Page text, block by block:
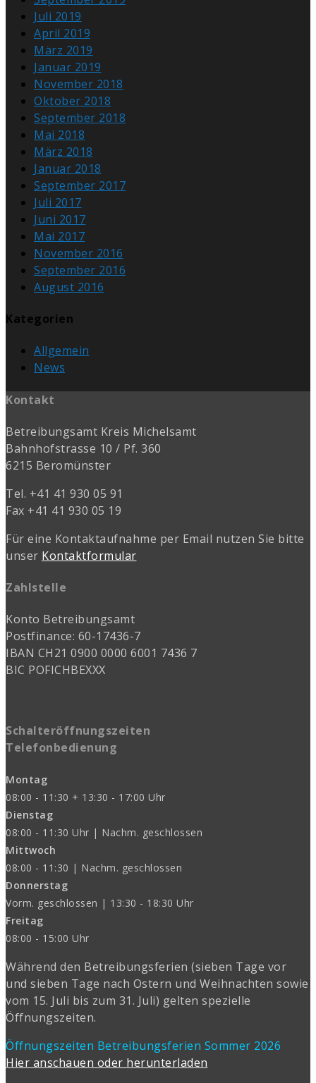
Juli 2019
April 2019
März 2019
Januar 2019
November 2018
Oktober 2018
September 2018
Mai 2018
März 2018
Januar 2018
September 2017
Juli 2017
Juni 2017
Mai 2017
November 2016
September 2016
August 2016
Kategorien
Allgemein
News
Kontakt
Betreibungsamt Kreis Michelsamt
Bahnhofstrasse 10 / Pf. 360
6215 Beromünster
Tel. +41 41 930 05 91
Fax +41 41 930 05 19
Für eine Kontaktaufnahme per Email nutzen Sie bitte
unser Kontaktformular
Zahlstelle
Konto Betreibungsamt
Postfinance: 60-17436-7
IBAN CH21 0900 0000 6001 7436 7
BIC POFICHBEXXX
Schalteröffnungszeiten
Telefonbedienung
Montag
08:00 - 11:30 + 13:30 - 17:00 Uhr
Dienstag
08:00 - 11:30 Uhr | Nachm. geschlossen
Mittwoch
08:00 - 11:30 | Nachm. geschlossen
Donnerstag
Vorm. geschlossen | 13:30 - 18:30 Uhr
Freitag
08:00 - 15:00 Uhr
Während den Betreibungsferien (sieben Tage vor
und sieben Tage nach Ostern und Weihnachten sowie
vom 15. Juli bis zum 31. Juli) gelten spezielle
Öffnungszeiten.
Öffnungszeiten Betreibungsferien Sommer 2026
Hier anschauen oder herunterladen